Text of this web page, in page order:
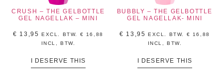
CRUSH – THE GELBOTTLE
GEL NAGELLAK – MINI
€ 13,95 EXCL. BTW. €
16,88
INCL, BTW.
I DESERVE THIS
BUBBLY – THE GELBOTTLE
GEL NAGELLAK- MINI
€ 13,95 EXCL. BTW. €
16,88
INCL, BTW.
I DESERVE THIS